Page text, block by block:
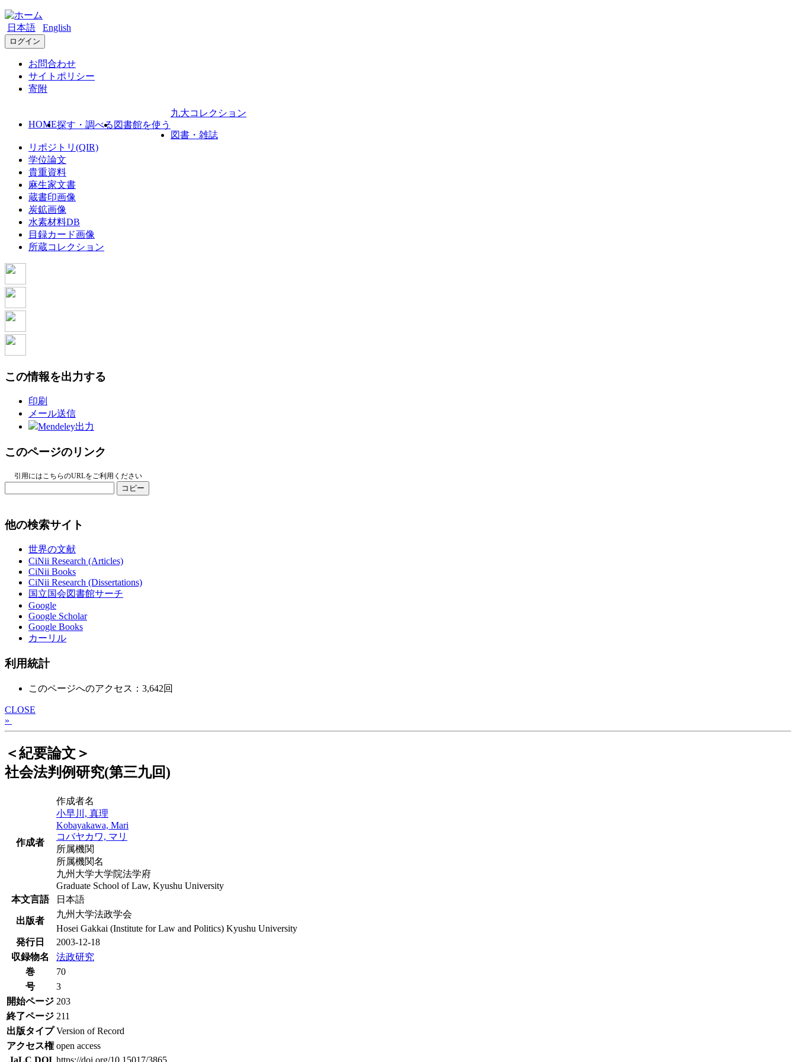
日本語 English
ログイン
お問合わせ
サイトポリシー
寄附
HOME探す・調べる 図書館を使う
九大コレクション
図書・雑誌
リポジトリ(QIR)
学位論文
貴重資料
麻生家文書
蔵書印画像
炭鉱画像
水素材料DB
目録カード画像
所蔵コレクション
この情報を出力する
印刷
メール送信
Mendeley出力
このページのリンク
引用にはこちらのURLをご利用ください
コピー
他の検索サイト
世界の文献
CiNii Research (Articles)
CiNii Books
CiNii Research (Dissertations)
国立国会図書館サーチ
Google
Google Scholar
Google Books
カーリル
利用統計
このページへのアクセス：3,642回
CLOSE
»
＜紀要論文＞
社会法判例研究(第三九回)
作成者
作成者名
小早川, 真理
Kobayakawa, Mari
コバヤカワ, マリ
所属機関
所属機関名
九州大学大学院法学府
Graduate School of Law, Kyushu University
本文言語
日本語
出版者
九州大学法政学会
Hosei Gakkai (Institute for Law and Politics) Kyushu University
発行日
2003-12-18
収録物名
法政研究
巻
70
号
3
開始ページ 203
終了ページ 211
出版タイプ Version of Record
アクセス権 open access
JaLC DOI https://doi.org/10.15017/3865